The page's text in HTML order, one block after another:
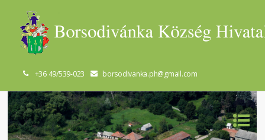
+36 49/539-023 borsodivanka.ph@gmail.com